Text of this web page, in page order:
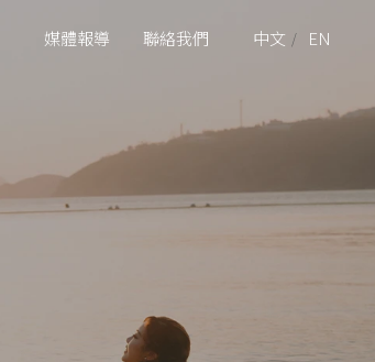
媒體報導 聯絡我們 中文 EN